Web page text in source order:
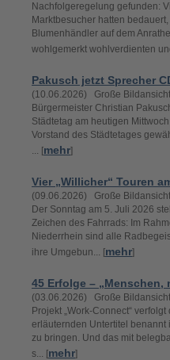
Nachfolgeregelung gefunden:
Marktbesucher hatten
Blumenhändler auf dem
wohlgemerkt wohlverdienten
Pakusch jetzt Sprecher
(10.06.2026) Große
Bürgermeister Christian
Städtetag am heutigen
Vorstand des Städtetages
... [mehr]
Vier „Willicher“ Touren
(09.06.2026) Große
Der Sonntag am 5. Juli 2026
Zeichen des Fahrrads: Im
Niederrhein sind alle
ihre Umgebun... [mehr]
45 Erfolge – „Menschen,
(03.06.2026) Große
Projekt „Work-Connect“
erläuternden Untertitel benannt
zu bringen. Und das mit
s... [mehr]